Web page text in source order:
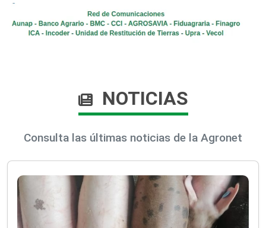
NOTICIAS
Consulta las últimas noticias de la Agronet